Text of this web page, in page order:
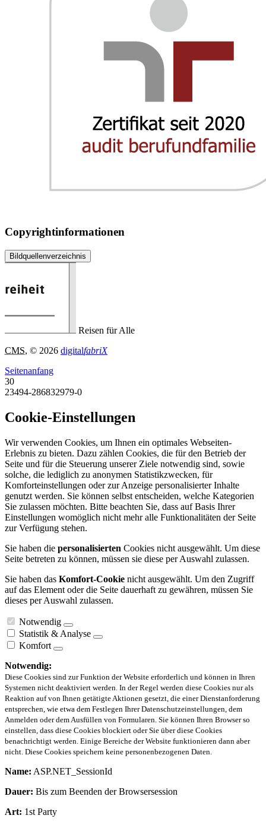
Copyrightinformationen
Bildquellenverzeichnis
Reisen für Alle
CMS, © 2026 digitalfabriX
Seitenanfang
30
23494-286832979-0
Cookie-Einstellungen
Wir verwenden Cookies, um Ihnen ein optimales Webseiten-
Erlebnis zu bieten. Dazu zählen Cookies, die für den Betrieb der
Seite und für die Steuerung unserer Ziele notwendig sind, sowie
solche, die lediglich zu anonymen Statistikzwecken, für
Komforteinstellungen oder zur Anzeige personalisierter Inhalte
genutzt werden. Sie können selbst entscheiden, welche Kategorien
Sie zulassen möchten. Bitte beachten Sie, dass auf Basis Ihrer
Einstellungen womöglich nicht mehr alle Funktionalitäten der Seite
zur Verfügung stehen.
Sie haben die personalisierten Cookies nicht ausgewählt. Um diese
Seite betreten zu können, müssen sie diese per Auswahl zulassen.
Sie haben das Komfort-Cookie nicht ausgewählt. Um den Zugriff
auf das Element oder die Seite dauerhaft zu gewähren, müssen Sie
dieses per Auswahl zulassen.
Notwendig
Statistik & Analyse
Komfort
Notwendig:
Diese Cookies sind zur Funktion der Website erforderlich und können in Ihren
Systemen nicht deaktiviert werden. In der Regel werden diese Cookies nur als
Reaktion auf von Ihnen getätigte Aktionen gesetzt, die einer Dienstanforderung
entsprechen, wie etwa dem Festlegen Ihrer Datenschutzeinstellungen, dem
Anmelden oder dem Ausfüllen von Formularen. Sie können Ihren Browser so
einstellen, dass diese Cookies blockiert oder Sie über diese Cookies
benachrichtigt werden. Einige Bereiche der Website funktionieren dann aber
nicht. Diese Cookies speichern keine personenbezogenen Daten.
Name: ASP.NET_SessionId
Dauer: Bis zum Beenden der Browsersession
Art: 1st Party